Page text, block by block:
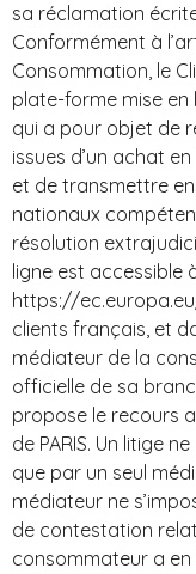
sa réclamation
Conformément à
Consommation, le
plate-forme mise en
qui a pour objet de
issues d’un achat
et de transmettre
nationaux
résolution
ligne est accessible
https://
clients français, et
médiateur de la
officielle de sa
propose le recours
de PARIS. Un litige
que par un seul
médiateur ne
de contestation
consommateur a